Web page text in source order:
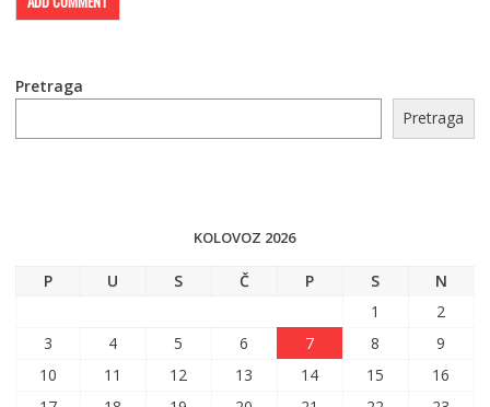
Pretraga
Pretraga
KOLOVOZ 2026
P U S Č P S
N
1
2
3
4 5 6 7 8
9
10
11 12 13 14 15
16